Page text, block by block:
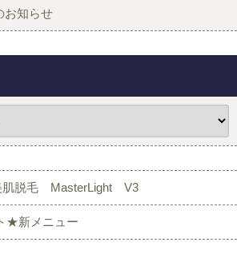
知らせ
肌脱毛 MasterLight V3
★新メニュー